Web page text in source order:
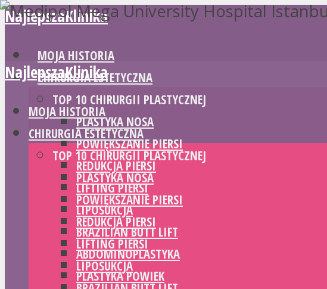
NajlepszaKlinika
MOJA HISTORIA
CHIRURGIA ESTETYCZNA
TOP 10 CHIRURGII PLASTYCZNEJ
PLASTYKA NOSA
POWIĘKSZANIE PIERSI
REDUKCJA PIERSI
LIFTING PIERSI
LIPOSUKCJA
BRAZILIAN BUTT LIFT
ABDOMINOPLASTYKA
PLASTYKA POWIEK
NajlepszaKlinika
MOJA HISTORIA
CHIRURGIA ESTETYCZNA
TOP 10 CHIRURGII PLASTYCZNEJ
PLASTYKA NOSA
POWIĘKSZANIE PIERSI
REDUKCJA PIERSI
LIFTING PIERSI
LIPOSUKCJA